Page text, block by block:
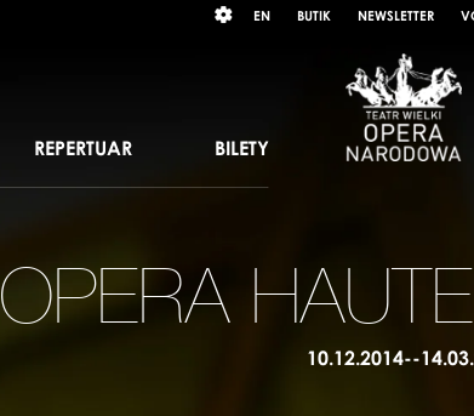
język
EN BUTIK NEWSLETTER
REPERTUAR BILETY
OPERA
10.12.2014--